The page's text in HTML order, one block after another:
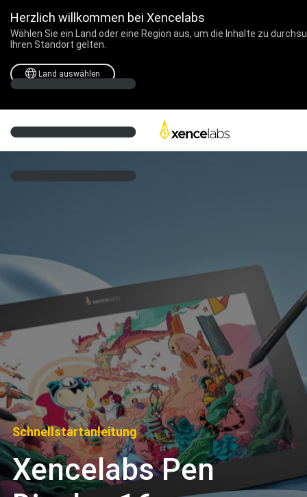
Herzlich willkommen bei Xencelabs
Wählen Sie ein Land oder eine Region aus, um die Inhalte zu
Ihren Standort gelten.
Land auswählen
Schnellstartanleitung
Xencelabs Pen